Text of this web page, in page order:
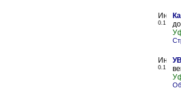
0.1
0.1